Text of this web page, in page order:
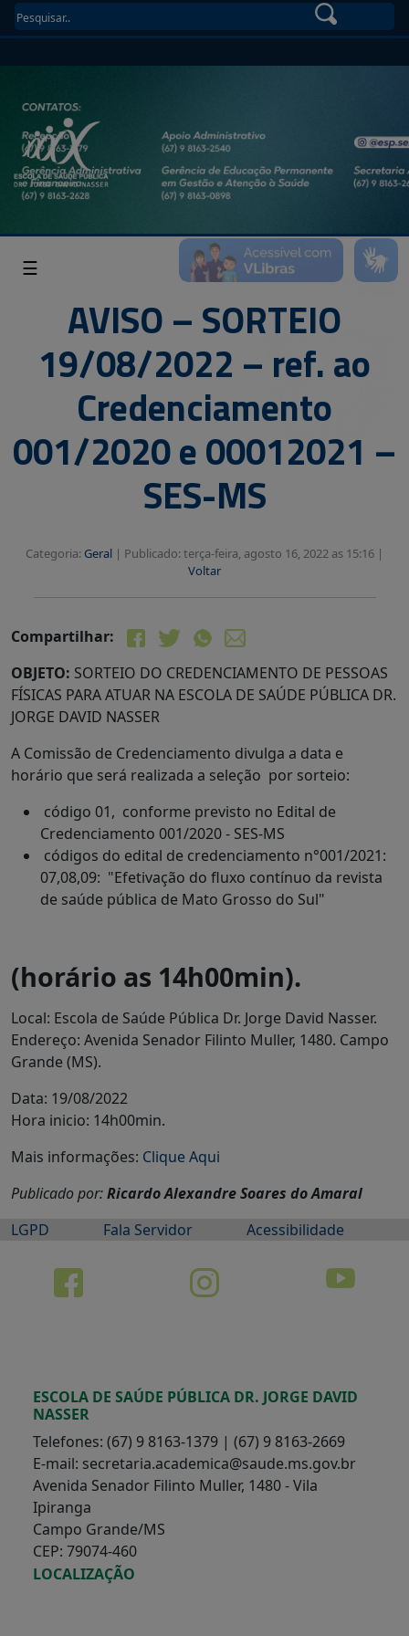
☰
AVISO – SORTEIO
19/08/2022 – ref. ao
Credenciamento
001/2020 e 00012021 –
SES-MS
Categoria: Geral | Publicado: terça-feira, agosto 16, 2022 as 15:16 |
Voltar
Compartilhar:
OBJETO: SORTEIO DO CREDENCIAMENTO DE PESSOAS
FÍSICAS PARA ATUAR NA ESCOLA DE SAÚDE PÚBLICA DR.
JORGE DAVID NASSER
A Comissão de Credenciamento divulga a data e
horário que será realizada a seleção por sorteio:
código 01, conforme previsto no Edital de
Credenciamento 001/2020 - SES-MS
códigos do edital de credenciamento n°001/2021:
07,08,09: "Efetivação do fluxo contínuo da revista
de saúde pública de Mato Grosso do Sul"
(horário as 14h00min).
Local: Escola de Saúde Pública Dr. Jorge David Nasser.
Endereço: Avenida Senador Filinto Muller, 1480. Campo
Grande (MS).
Data: 19/08/2022
Hora inicio: 14h00min.
Mais informações: Clique Aqui
Publicado por:Ricardo Alexandre Soares do Amaral
LGPD
Fala Servidor Acessibilidade
ESCOLA DE SAÚDE PÚBLICA DR. JORGE DAVID
NASSER
Telefones: (67) 9 8163-1379 | (67) 9 8163-2669
E-mail: secretaria.academica@saude.ms.gov.br
Avenida Senador Filinto Muller, 1480 - Vila
Ipiranga
Campo Grande/MS
CEP: 79074-460
LOCALIZAÇÃO